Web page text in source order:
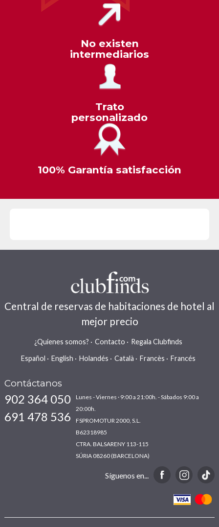
COMPLETO
TENEMOS ALTERNATIVA EN HOTEL
CERCANO
1º Niño gratis, SPA incluido
No existen
intermediarios
Trato
personalizado
100% Garantía satisfacción
Central de reservas de habitaciones de hotel al
mejor precio
¿Quienes somos? Contacto
Regala Clubfinds
Español
English Holandés Català Francès Francés
Contáctanos
902 364 050
691 478 536
Lunes - Viernes · 9:00 a 21:00h. - Sábados 9:00 a
20:00h.
FSPROMOTUR 2000, S.L.
B62318985
CTRA. BALSARENY 113-115
SÚRIA 08260 (BARCELONA)
Síguenos en...